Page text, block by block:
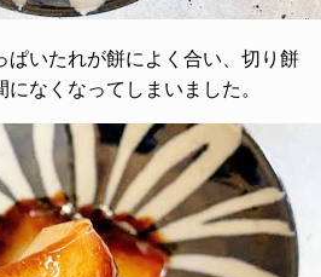
ぱいたれが餅によく合い、切り餅
なくなってしまいました。